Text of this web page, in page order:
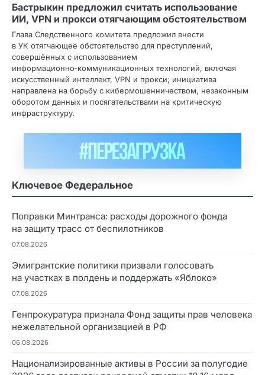
Бастрыкин предложил считать использование
ИИ, VPN и прокси отягчающим обстоятельством
Глава Следственного комитета предложил внести
в УК отягчающее обстоятельство для преступлений,
совершённых с использованием
информационно‑коммуникационных технологий, включая
искусственный интеллект, VPN и прокси; инициатива
направлена на борьбу с кибермошенничеством, незаконным
оборотом данных и посягательствами на критическую
инфраструктуру.
Ключевое Федеральное
Поправки Минтранса: расходы дорожного фонда
на защиту трасс от беспилотников
07.08.2026
Эмигрантские политики призвали голосовать
на участках в полдень и поддержать «Яблоко»
07.08.2026
Генпрокуратура признала Фонд защиты прав человека
нежелательной организацией в РФ
06.08.2026
Национализированные активы в России за полугодие